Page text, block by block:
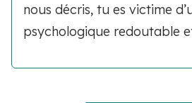
nous décris, tu es victime
psychologique redoutable